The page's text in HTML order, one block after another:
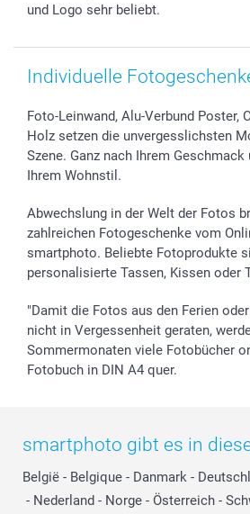
und Logo sehr beliebt.
Individuelle
Foto-Leinwand, Alu-Verbund Poster,
Holz setzen die unvergesslichsten
Szene. Ganz nach Ihrem Geschmack
Ihrem Wohnstil.
Abwechslung in der Welt der Fotos
zahlreichen Fotogeschenke vom
smartphoto. Beliebte Fotoprodukte
personalisierte Tassen, Kissen oder
"Damit die Fotos aus den Ferien
nicht in Vergessenheit geraten,
Sommermonaten viele Fotobücher
Fotobuch in DIN A4 quer.
smartphoto gibt es in
België - Belgique - Danmark -
- Nederland - Norge - Österreich -